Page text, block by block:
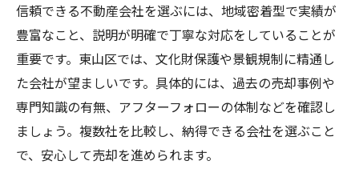
引渡し時に注意したいトラブル回避策
納得できる不動産売却を実現するために
東山区で安心して売却を完結させる方法
信頼できる不動産会社を選ぶには、地域密着型で実績が
豊富なこと、説明が明確で丁寧な対応をしていることが
重要です。東山区では、文化財保護や景観規制に精通し
た会社が望ましいです。具体的には、過去の売却事例や
専門知識の有無、アフターフォローの体制などを確認し
ましょう。複数社を比較し、納得できる会社を選ぶこと
で、安心して売却を進められます。